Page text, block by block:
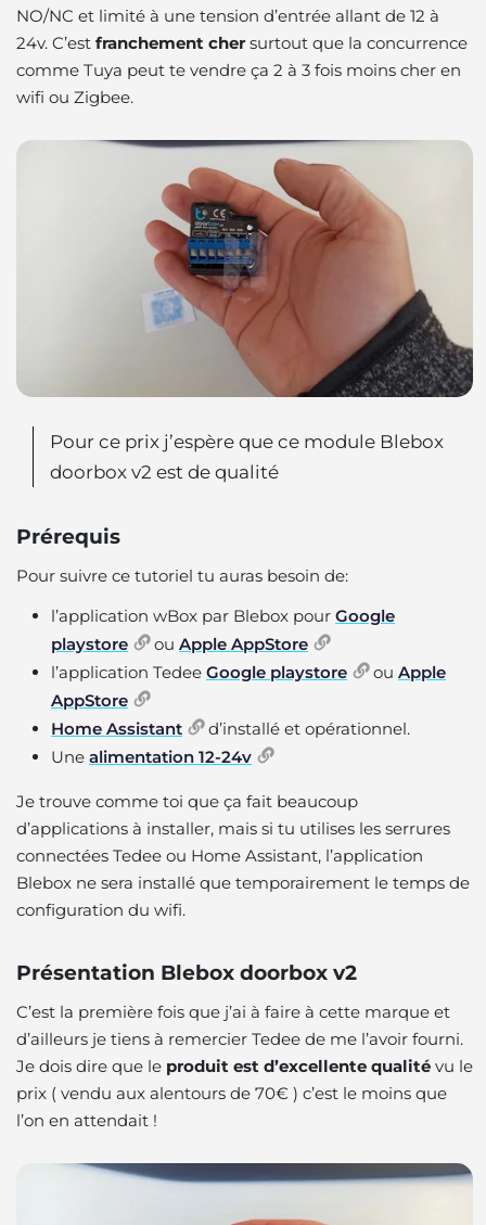
NO/NC et limité à une tension d’entrée allant de 12 à
24v. C’est franchement cher surtout que la concurrence
comme Tuya peut te vendre ça 2 à 3 fois moins cher en
wifi ou Zigbee.
Pour ce prix j’espère que ce module Blebox
doorbox v2 est de qualité
Prérequis
Pour suivre ce tutoriel tu auras besoin de:
l’application wBox par Blebox pour Google
playstore
ou Apple AppStore
l’application Tedee Google playstore ou Apple
AppStore
Home Assistant
d’installé et opérationnel.
Une alimentation 12-24v
Je trouve comme toi que ça fait beaucoup
d’applications à installer, mais si tu utilises les serrures
connectées Tedee ou Home Assistant, l’application
Blebox ne sera installé que temporairement le temps de
configuration du wifi.
Présentation Blebox doorbox v2
C’est la première fois que j’ai à faire à cette marque et
d’ailleurs je tiens à remercier Tedee de me l’avoir fourni.
Je dois dire que le produit est d’excellente qualité vu le
prix ( vendu aux alentours de 70€ ) c’est le moins que
l’on en attendait !